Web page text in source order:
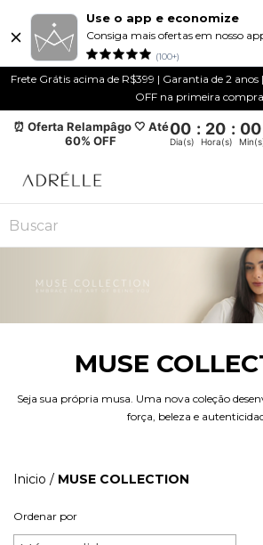
Use o app e economize
Consiga mais ofertas em nosso
(100+)
Frete Grátis acima de R$399 | Garantia de 2 anos
OFF na primeira compra
⏰ Oferta Relampâgo 🤍 Até
60% OFF
00 : 20 : 00
Dia(s) Hora(s)
MUSE
Seja sua própria musa. Uma nova coleção
força, beleza e
Inicio / MUSE COLLECTION
Ordenar por